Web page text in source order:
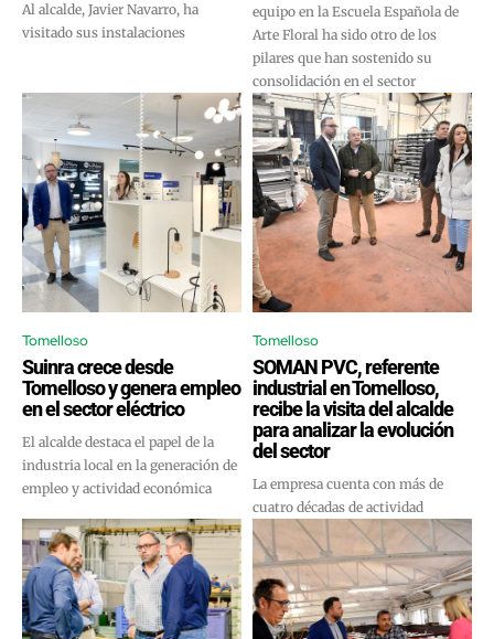
Al alcalde, Javier Navarro, ha
visitado sus instalaciones
equipo en la Escuela Española de
Arte Floral ha sido otro de los
pilares que han sostenido su
consolidación en el sector
Tomelloso
Suinra crece desde
Tomelloso y genera empleo
en el sector eléctrico
El alcalde destaca el papel de la
industria local en la generación de
empleo y actividad económica
Tomelloso
SOMAN PVC, referente
industrial en Tomelloso,
recibe la visita del alcalde
para analizar la evolución
del sector
La empresa cuenta con más de
cuatro décadas de actividad